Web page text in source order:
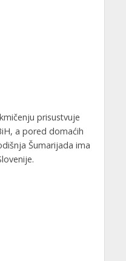
prisustvuje
a pored domaćih
Šumarijada ima